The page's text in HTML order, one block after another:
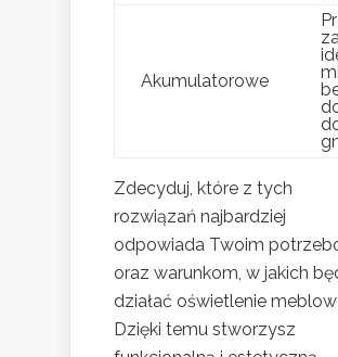
Akumulatorowe
Zdecyduj, które z tych
rozwiązań najbardziej
odpowiada Twoim
oraz warunkom, w jakich
działać oświetlenie
Dzięki temu stworzysz